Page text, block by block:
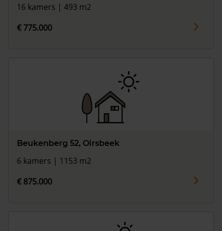
16 kamers | 493 m2
€ 775.000
Beukenberg 52, Oirsbeek
6 kamers | 1153 m2
€ 875.000